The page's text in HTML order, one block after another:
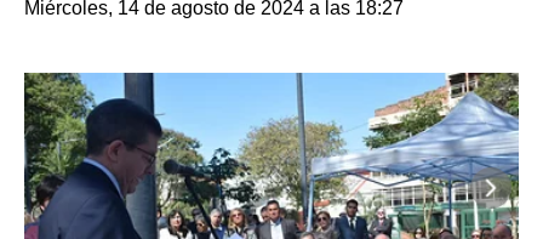
Miércoles, 14 de agosto de 2024 a las 18:27